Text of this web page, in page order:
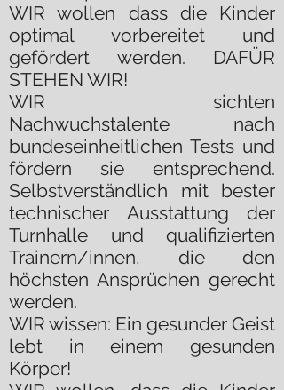
WIR wollen dass die Kinder
optimal vorbereitet und
gefördert werden. DAFÜR
STEHEN WIR!
WIR sichten
Nachwuchstalente nach
bundeseinheitlichen Tests und
fördern sie entsprechend.
Selbstverständlich mit bester
technischer Ausstattung der
Turnhalle und qualifizierten
Trainern/innen, die den
höchsten Ansprüchen gerecht
werden.
WIR wissen: Ein gesunder Geist
lebt in einem gesunden
Körper!